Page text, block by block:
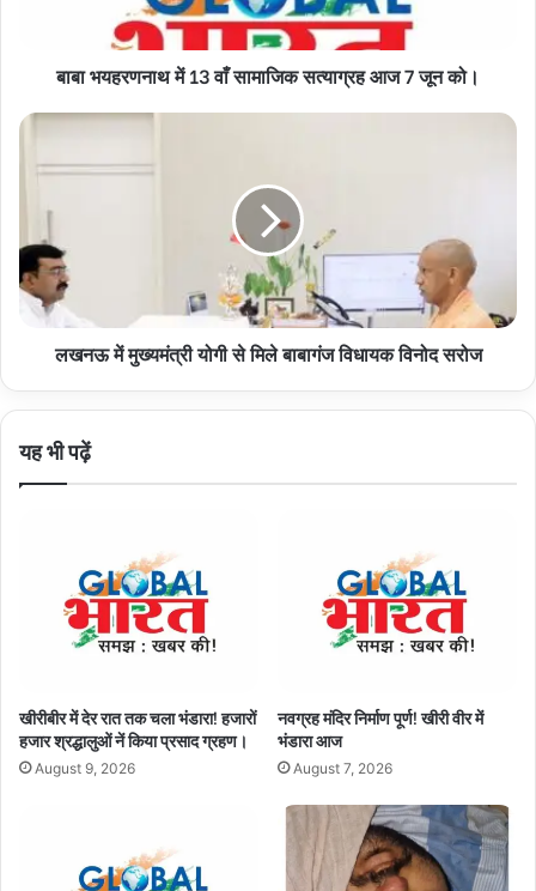
बाबा भयहरणनाथ में 13 वाँ सामाजिक सत्याग्रह आज 7 जून को।
लखनऊ
मुख्यमंत्री
मिले
बाबागंज
विधायक
विनोद
लखनऊ में मुख्यमंत्री योगी से मिले बाबागंज विधायक विनोद सरोज
यह भी पढ़ें
खीरीबीर में देर रात तक चला भंडारा! हजारों
हजार श्रद्धालुओं नें किया प्रसाद ग्रहण।
August 9, 2026
नवग्रह मंदिर निर्माण पूर्ण! खीरी वीर में
भंडारा आज
August 7, 2026